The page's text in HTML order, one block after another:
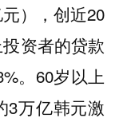
），创近20
资者的贷款
。60岁以上
3万亿韩元激